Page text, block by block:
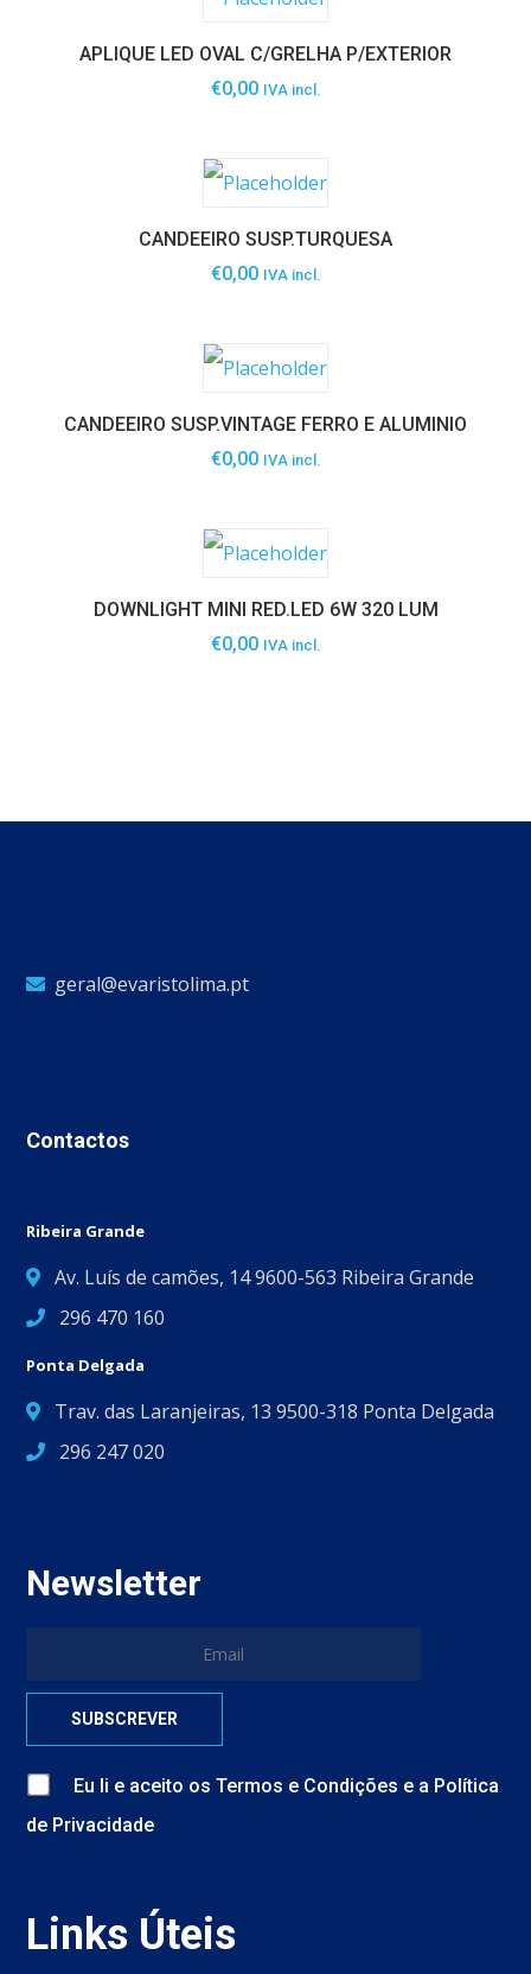
APLIQUE LED OVAL C/GRELHA P/EXTERIOR
€0,00 IVA incl.
CANDEEIRO SUSP.TURQUESA
€0,00 IVA incl.
CANDEEIRO SUSP.VINTAGE FERRO E ALUMINIO
€0,00 IVA incl.
DOWNLIGHT MINI RED.LED 6W 320 LUM
€0,00 IVA incl.
geral@evaristolima.pt
Contactos
Ribeira Grande
Av. Luís de camões, 14 9600-563 Ribeira Grande
296 470 160
Ponta Delgada
Trav. das Laranjeiras, 13 9500-318 Ponta Delgada
296 247 020
Newsletter
Eu li e aceito osTermos e Condições e a Política
de Privacidade
Links Úteis